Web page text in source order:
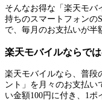
そんなお得な「楽天モバ
持ちのスマートフォンの
で、毎月のお支払いが半
楽天モバイルならで
楽天モバイルなら、普段
ント」を月々のお支払
い金額100円に付き、1